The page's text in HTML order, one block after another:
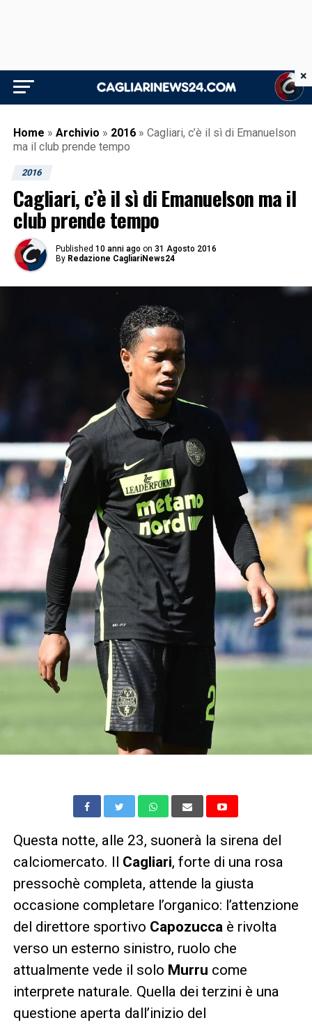
Home » Archivio » 2016 » Cagliari, c’è il sì di Emanuelson
ma il club prende tempo
2016
Cagliari, c’è il sì di Emanuelson ma il
club prende tempo
Published 10 anni ago on 31 Agosto 2016
By Redazione CagliariNews24
Questa notte, alle 23, suonerà la sirena del
calciomercato. Il Cagliari, forte di una rosa
pressochè completa, attende la giusta
occasione completare l’organico: l’attenzione
del direttore sportivo Capozucca è rivolta
verso un esterno sinistro, ruolo che
attualmente vede il solo Murru come
interprete naturale. Quella dei terzini è una
questione aperta dall’inizio del
×